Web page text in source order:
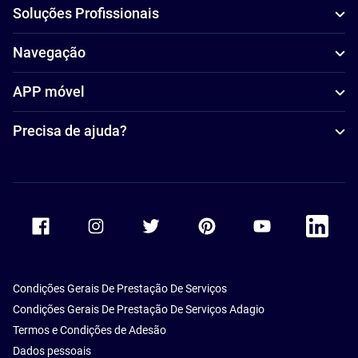
Soluções Profissionais
Navegação
APP móvel
Precisa de ajuda?
Accor Youtube
Accor
Condições Gerais De Prestação De Serviços
Condições Gerais De Prestação De Serviços Adagio
Termos e Condições de Adesão
Dados pessoais